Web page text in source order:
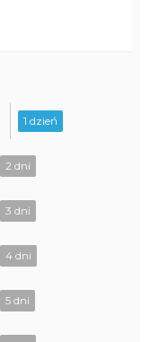
1 dzień
2 dni
3 dni
4 dni
5 dni